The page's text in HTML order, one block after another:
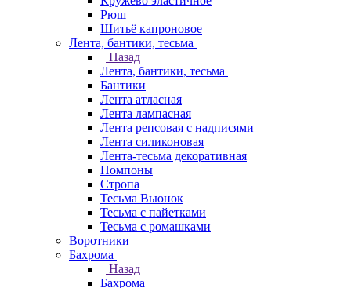
Рюш
Шитьё капроновое
Лента, бантики, тесьма
Назад
Лента, бантики, тесьма
Бантики
Лента атласная
Лента лампасная
Лента репсовая с надписями
Лента силиконовая
Лента-тесьма декоративная
Помпоны
Стропа
Тесьма Вьюнок
Тесьма с пайетками
Тесьма с ромашками
Воротники
Бахрома
Назад
Бахрома